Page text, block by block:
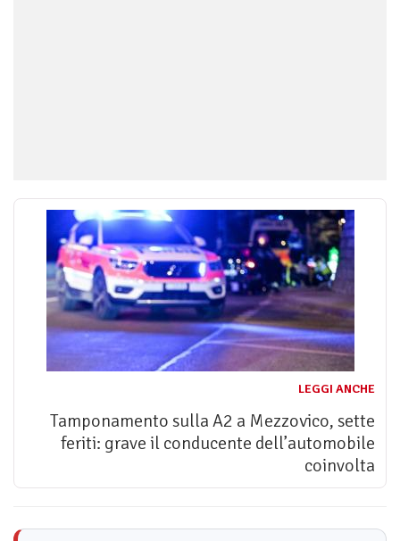
LEGGI ANCHE
Tamponamento sulla A2 a Mezzovico, sette
feriti: grave il conducente dell’automobile
coinvolta